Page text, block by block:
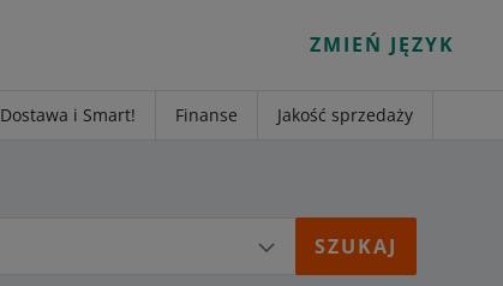
ZMIEŃ JĘZYK
Dostawa i Smart! Finanse Jakość sprzedaży